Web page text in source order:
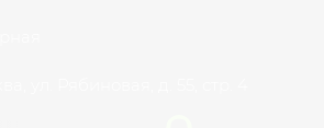
ул. Рябиновая, д. 55, стр. 4